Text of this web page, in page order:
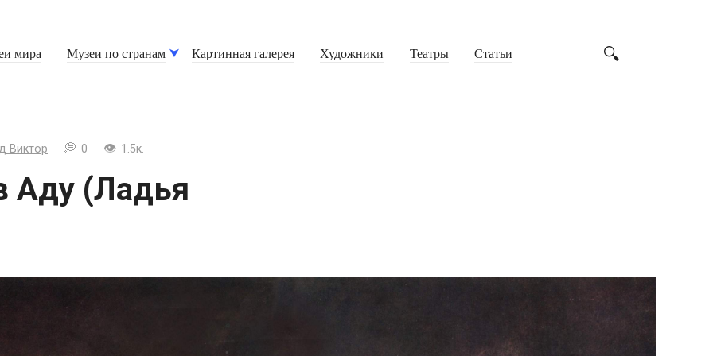
мира Музеи по странам Картинная галерея Художники Театры Статьи
Виктор 0 1.5к.
Аду (Ладья